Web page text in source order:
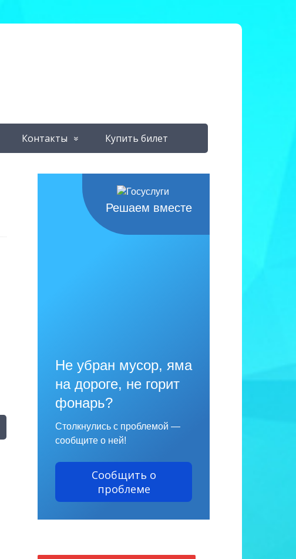
Контакты Купить билет
Решаем вместе
Не убран мусор, яма
на дороге, не горит
фонарь?
Столкнулись с проблемой —
сообщите о ней!
Сообщить о
проблеме